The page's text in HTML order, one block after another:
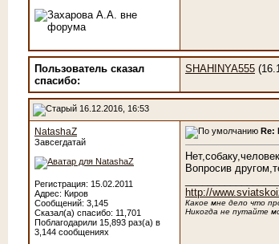
Пользователь сказал
cпасибо:
SHAHINYA555
16.12.2016, 16:53
NatashaZ
Завсегдатай
Регистрация: 15.02.2011
Адрес: Киров
Сообщений: 3,145
Сказал(а) спасибо: 11,701
Поблагодарили 15,893 раз(а) в
3,144 сообщениях
Re:
Вопросив
http://
Какое мне дело что
Никогда не путайте